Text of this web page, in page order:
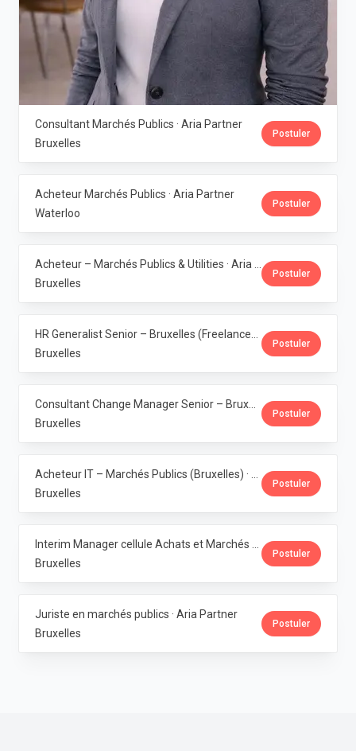
Consultant Marchés Publics · Aria Partner
Bruxelles
Postuler
Acheteur Marchés Publics · Aria Partner
Waterloo
Postuler
Bruxelles
Postuler
Bruxelles
Postuler
Bruxelles
Postuler
Bruxelles
Postuler
Bruxelles
Postuler
Juriste en marchés publics · Aria Partner
Bruxelles
Postuler